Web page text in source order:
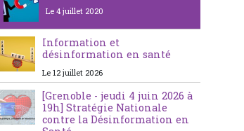
Le 4 juillet 2020
Information et
désinformation en santé
Le 12 juillet 2026
[Grenoble - jeudi 4 juin 2026 à
19h] Stratégie Nationale
contre la Désinformation en